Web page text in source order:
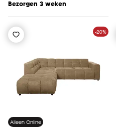
Bezorgen 3 weken
-20%
Alleen Online